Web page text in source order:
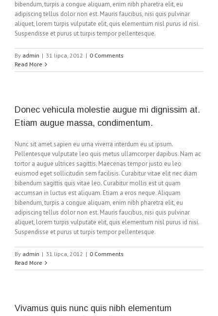
bibendum, turpis a congue aliquam, enim nibh pharetra elit, eu
adipiscing tellus dolor non est. Mauris faucibus, nisi quis pulvinar
aliquet, lorem turpis vulputate elit, quis elementum nisl purus id nisi.
Suspendisse et purus ut turpis tempor pellentesque.
By admin | 31 lipca, 2012 | 0 Comments
Read More
Donec vehicula molestie augue mi dignissim at.
Etiam augue massa, condimentum.
Nunc sit amet sapien eu urna viverra interdum eu ut ipsum.
Pellentesque vulputate leo quis metus ullamcorper dapibus. Nam ac
tortor a augue ultrices sagittis. Maecenas tempor justo eu leo
euismod eget sollicitudin sem facilisis. Curabitur vitae elit nec diam
bibendum sagittis quis vitae leo. Curabitur mollis est ut quam
accumsan in luctus est aliquam. Etiam a eros neque. Aliquam
bibendum, turpis a congue aliquam, enim nibh pharetra elit, eu
adipiscing tellus dolor non est. Mauris faucibus, nisi quis pulvinar
aliquet, lorem turpis vulputate elit, quis elementum nisl purus id nisi.
Suspendisse et purus ut turpis tempor pellentesque.
By admin | 31 lipca, 2012 | 0 Comments
Read More
Vivamus quis nunc quis nibh elementum